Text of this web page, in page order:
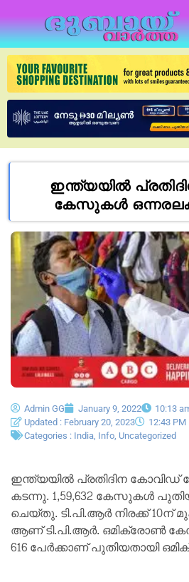
ഇന്ത്യയില്‍
കേസുകള്‍
Admin GG January 9, 2022
10:13
Updated : February 20, 2023
12:43 PM
Categories : India Info Uncategorized
ഇന്ത്യയില്‍ പ്രതിദിന
കടന്നു. 1,59,632 കേസുകള്‍
ചെയ്തു. ടി.പി.ആര്‍ നിരക്ക് 10ന്
ആണ് ടി.പി.ആര്‍. ഒമിക്രോണ്‍
616 പേര്‍ക്കാണ് പുതിയതായി